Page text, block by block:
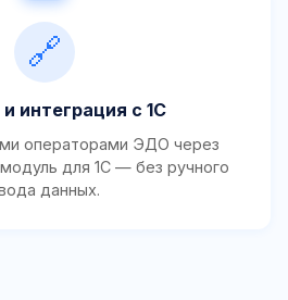
🔗
интеграция с 1С
операторами ЭДО через
для 1С — без ручного
данных.